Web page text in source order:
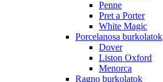
Penne
Pret a Porter
White Magic
Porcelanosa burkolatok
Dover
Liston Oxford
Menorca
Ragno burkolatok